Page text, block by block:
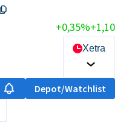
+0,35%+1,10
Xetra
Depot/Watchlist